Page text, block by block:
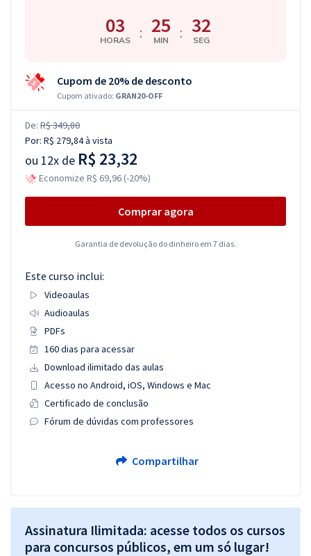
03
HORAS : 25
MIN : 31
SEG
Cupom de 20% de desconto
Cupom ativado: GRAN20-OFF
De: R$ 349,80
Por: R$ 279,84à vista
ou 12x de R$ 23,32
Economize R$ 69,96 (-20%)
Comprar agora
Garantia de devolução do dinheiro em 7 dias.
Este curso inclui:
Videoaulas
Audioaulas
PDFs
160 dias para acessar
Download ilimitado das aulas
Acesso no Android, iOS, Windows e Mac
Certificado de conclusão
Fórum de dúvidas com professores
Compartilhar
Assinatura Ilimitada: acesse todos os cursos
para concursos públicos, em um só lugar!